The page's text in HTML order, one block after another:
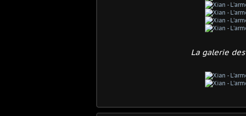
La galerie